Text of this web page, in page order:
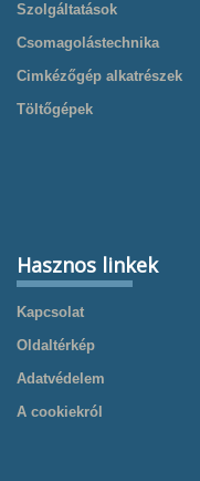
Szolgáltatások
Csomagolástechnika
Cimkézőgép alkatrészek
Töltőgépek
Hasznos linkek
Kapcsolat
Oldaltérkép
Adatvédelem
A cookiekról